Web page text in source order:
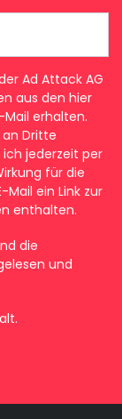
Ad Attack AG
aus den hier
Mail erhalten.
Dritte
ich jederzeit per
für die
ein Link zur
enthalten.
die
und